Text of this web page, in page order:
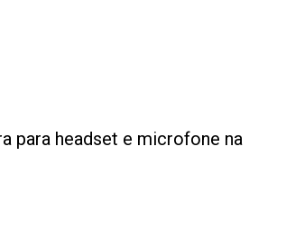
para headset e microfone na